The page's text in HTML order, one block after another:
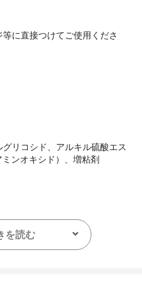
に直接つけてご使用くださ
リコシド、アルキル硫酸エス
ンオキシド）、増粘剤
下記品番をお伝え下さい。
を読む